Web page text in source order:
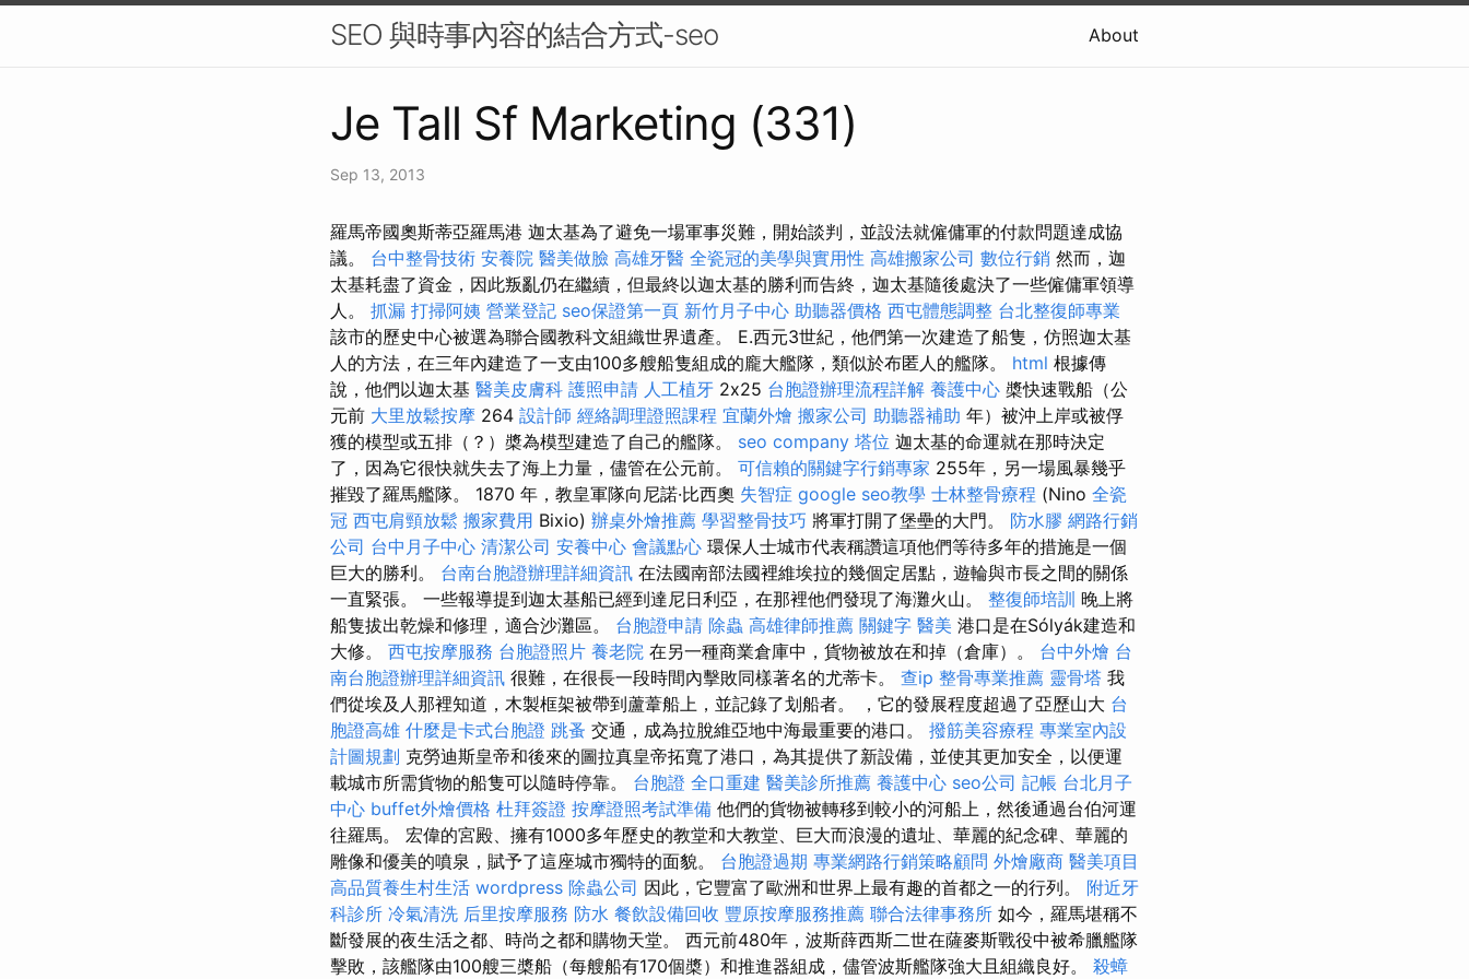
SEO 與時事內容的結合方式-seo About
Je Tall Sf Marketing (331)
Sep 13, 2013
羅馬帝國奧斯蒂亞羅馬港 迦太基為了避免一場軍事災難，開始談判，並設法就僱傭軍的付款問題達成協
議。 台中整骨技術 安養院 醫美做臉 高雄牙醫 全瓷冠的美學與實用性 高雄搬家公司 數位行銷 然而，迦
太基耗盡了資金，因此叛亂仍在繼續，但最終以迦太基的勝利而告終，迦太基隨後處決了一些僱傭軍領導
人。 抓漏 打掃阿姨 營業登記 seo保證第一頁 新竹月子中心 助聽器價格 西屯體態調整 台北整復師專業
該市的歷史中心被選為聯合國教科文組織世界遺產。 E.西元3世紀，他們第一次建造了船隻，仿照迦太基
人的方法，在三年內建造了一支由100多艘船隻組成的龐大艦隊，類似於布匿人的艦隊。 html 根據傳
說，他們以迦太基 醫美皮膚科 護照申請 人工植牙 2x25 台胞證辦理流程詳解 養護中心 槳快速戰船（公
元前 大里放鬆按摩 264 設計師 經絡調理證照課程 宜蘭外燴 搬家公司 助聽器補助 年）被沖上岸或被俘
獲的模型或五排（？）槳為模型建造了自己的艦隊。 seo company 塔位 迦太基的命運就在那時決定
了，因為它很快就失去了海上力量，儘管在公元前。 可信賴的關鍵字行銷專家 255年，另一場風暴幾乎
摧毀了羅馬艦隊。 1870 年，教皇軍隊向尼諾·比西奧 失智症 google seo教學 士林整骨療程 (Nino 全瓷
冠 西屯肩頸放鬆 搬家費用 Bixio) 辦桌外燴推薦 學習整骨技巧 將軍打開了堡壘的大門。 防水膠 網路行銷
公司 台中月子中心 清潔公司 安養中心 會議點心 環保人士城市代表稱讚這項他們等待多年的措施是一個
巨大的勝利。 台南台胞證辦理詳細資訊 在法國南部法國裡維埃拉的幾個定居點，遊輪與市長之間的關係
一直緊張。 一些報導提到迦太基船已經到達尼日利亞，在那裡他們發現了海灘火山。 整復師培訓 晚上將
船隻拔出乾燥和修理，適合沙灘區。 台胞證申請 除蟲 高雄律師推薦 關鍵字 醫美 港口是在Sólyák建造和
大修。 西屯按摩服務 台胞證照片 養老院 在另一種商業倉庫中，貨物被放在和掉（倉庫）。 台中外燴 台
南台胞證辦理詳細資訊 很難，在很長一段時間內擊敗同樣著名的尤蒂卡。 查ip 整骨專業推薦 靈骨塔 我
們從埃及人那裡知道，木製框架被帶到蘆葦船上，並記錄了划船者。 ，它的發展程度超過了亞歷山大 台
胞證高雄 什麼是卡式台胞證 跳蚤 交通，成為拉脫維亞地中海最重要的港口。 撥筋美容療程 專業室內設
計圖規劃 克勞迪斯皇帝和後來的圖拉真皇帝拓寬了港口，為其提供了新設備，並使其更加安全，以便運
載城市所需貨物的船隻可以隨時停靠。 台胞證 全口重建 醫美診所推薦 養護中心 seo公司 記帳 台北月子
中心 buffet外燴價格 杜拜簽證 按摩證照考試準備 他們的貨物被轉移到較小的河船上，然後通過台伯河運
往羅馬。 宏偉的宮殿、擁有1000多年歷史的教堂和大教堂、巨大而浪漫的遺址、華麗的紀念碑、華麗的
雕像和優美的噴泉，賦予了這座城市獨特的面貌。 台胞證過期 專業網路行銷策略顧問 外燴廠商 醫美項目
高品質養生村生活 wordpress 除蟲公司 因此，它豐富了歐洲和世界上最有趣的首都之一的行列。 附近牙
科診所 冷氣清洗 后里按摩服務 防水 餐飲設備回收 豐原按摩服務推薦 聯合法律事務所 如今，羅馬堪稱不
斷發展的夜生活之都、時尚之都和購物天堂。 西元前480年，波斯薛西斯二世在薩麥斯戰役中被希臘艦隊
擊敗，該艦隊由100艘三槳船（每艘船有170個槳）和推進器組成，儘管波斯艦隊強大且組織良好。 殺蟑